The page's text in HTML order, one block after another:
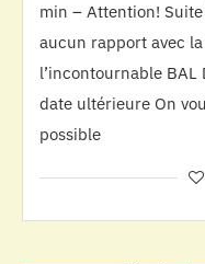
min – Attention!
aucun rapport avec
l’incontournable BAL
date ultérieure On
possible